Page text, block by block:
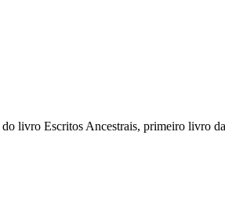
do livro Escritos Ancestrais, primeiro livro